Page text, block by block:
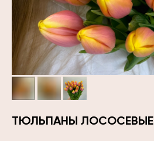
ТЮЛЬПАНЫ ЛОСОСЕВЫЕ